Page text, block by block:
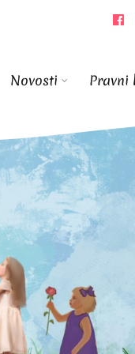
Novosti Pravni